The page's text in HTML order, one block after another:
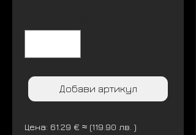
Добави артикул
Цена: 61.29 € ≈ (119.90 лв. )